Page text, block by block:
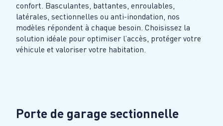
confort. Basculantes, battantes, enroulables,
latérales, sectionnelles ou anti-inondation, nos
modèles répondent à chaque besoin. Choisissez la
solution idéale pour optimiser l’accès, protéger votre
véhicule et valoriser votre habitation.
Porte de garage sectionnelle